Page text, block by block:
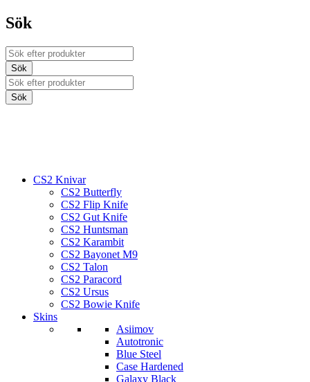
Sök
CS2 Knivar
CS2 Butterfly
CS2 Flip Knife
CS2 Gut Knife
CS2 Huntsman
CS2 Karambit
CS2 Bayonet M9
CS2 Talon
CS2 Paracord
CS2 Ursus
CS2 Bowie Knife
Skins
Asiimov
Autotronic
Blue Steel
Case Hardened
Galaxy Black